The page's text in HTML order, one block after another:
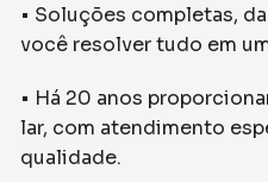
• Soluções completas,
você resolver tudo em
• Há 20 anos
lar, com atendimento
qualidade.